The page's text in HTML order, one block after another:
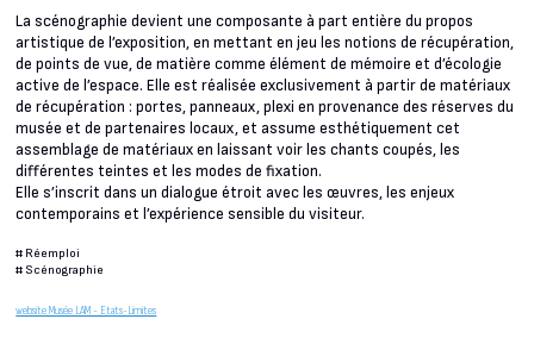
La scénographie devient une composante à part entière du propos
artistique de l’exposition, en mettant en jeu les notions de récupération,
de points de vue, de matière comme élément de mémoire et d’écologie
active de l’espace. Elle est réalisée exclusivement à partir de matériaux
de récupération : portes, panneaux, plexi en provenance des réserves du
musée et de partenaires locaux, et assume esthétiquement cet
assemblage de matériaux en laissant voir les chants coupés, les
différentes teintes et les modes de fixation.
Elle s’inscrit dans un dialogue étroit avec les œuvres, les enjeux
contemporains et l’expérience sensible du visiteur.
# Réemploi
# Scénographie
website Musée LAM - Etats-Limites